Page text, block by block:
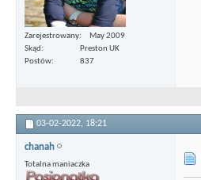
Zarejestrowany
May 2009
Skąd
Preston UK
Postów
837
03-02-2022, 18:21
chanah
Totalna maniaczka